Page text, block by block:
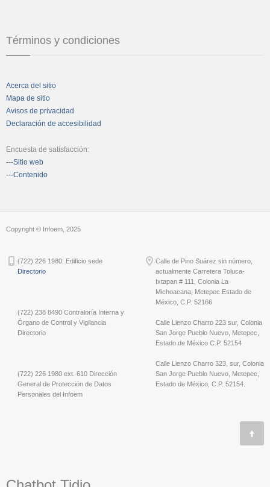
Términos y condiciones
Acerca del sitio
Mapa de sitio
Avisos de privacidad
Declaración de accesibilidad
Encuesta de satisfacción:
---Sitio web
---Contenido
Copyright © Infoem, 2025
(722) 226 1980. Edificio sede
Directorio
(722) 238 8490 Contraloría Interna y
Órgano de Control y Vigilancia
Directorio
(722) 226 1980 ext. 610 Dirección
General de Protección de Datos
Personales del Infoem
Calle de Pino Suárez sin número,
actualmente Carretera Toluca-
Ixtapan # 111, Colonia La
Michoacana; Metepec Estado de
México, C.P. 52166
Calle Lienzo Charro 223 sur, Colonia
San Jorge Pueblo Nuevo, Metepec,
Estado de México C.P. 52154
Calle Lienzo Charro 323, sur, Colonia
San Jorge Pueblo Nuevo, Metepec,
Estado de México, C.P. 52154.